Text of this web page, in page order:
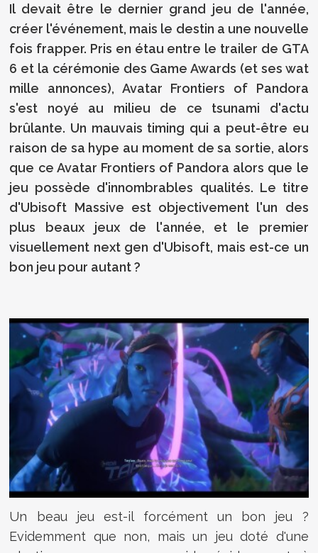
Il devait être le dernier grand jeu de l'année,
créer l'événement, mais le destin a une nouvelle
fois frapper. Pris en étau entre le trailer de GTA
6 et la cérémonie des Game Awards (et ses wat
mille annonces), Avatar Frontiers of Pandora
s'est noyé au milieu de ce tsunami d'actu
brûlante. Un mauvais timing qui a peut-être eu
raison de sa hype au moment de sa sortie, alors
que ce Avatar Frontiers of Pandora alors que le
jeu possède d'innombrables qualités. Le titre
d'Ubisoft Massive est objectivement l'un des
plus beaux jeux de l'année, et le premier
visuellement next gen d'Ubisoft, mais est-ce un
bon jeu pour autant ?
Un beau jeu est-il forcément un bon jeu ?
Evidemment que non, mais un jeu doté d'une